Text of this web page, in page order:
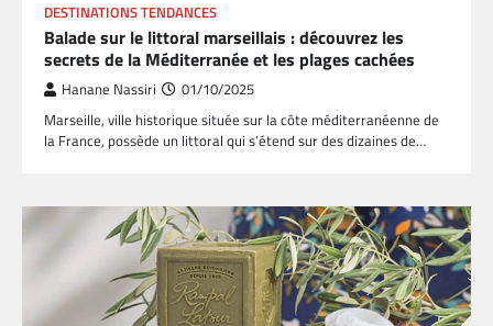
DESTINATIONS TENDANCES
Balade sur le littoral marseillais : découvrez les
secrets de la Méditerranée et les plages cachées
Hanane Nassiri 01/10/2025
Marseille, ville historique située sur la côte méditerranéenne de
la France, possède un littoral qui s’étend sur des dizaines de…